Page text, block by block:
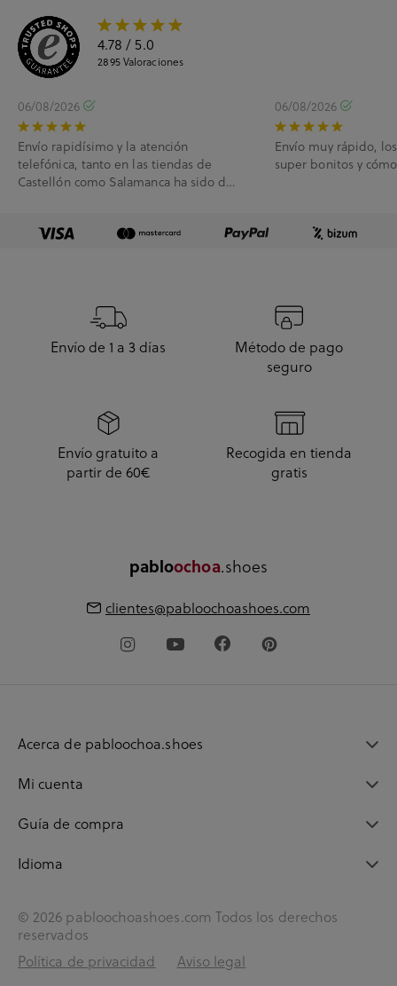
4.78 / 5.0
2895Valoraciones
06/08/2026
Envío rapidísimo y la atención
telefónica, tanto en las tiendas de
Castellón como Salamanca ha sido de
06/08/2026
Envío muy rápido,
super bonitos y
Envío de 1 a 3 días
Método de pago
seguro
Envío gratuito a
partir de 60€
Recogida en tienda
gratis
pabloochoa.shoes
clientes@pabloochoashoes.com
Acerca de pabloochoa.shoes
Mi cuenta
Guía de compra
Idioma
© 2026 pabloochoashoes.com Todos los derechos
reservados
Política de privacidad
Aviso legal